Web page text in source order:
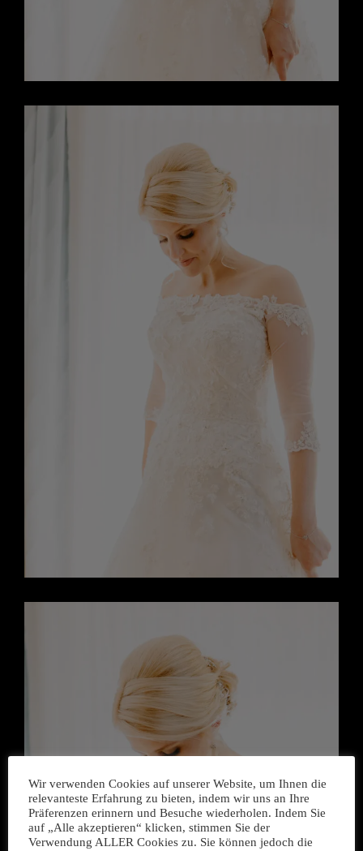
Wir verwenden Cookies auf unserer Website, um Ihnen die
relevanteste Erfahrung zu bieten, indem wir uns an Ihre
Präferenzen erinnern und Besuche wiederholen. Indem Sie
auf „Alle akzeptieren“ klicken, stimmen Sie der
Verwendung ALLER Cookies zu. Sie können jedoch die